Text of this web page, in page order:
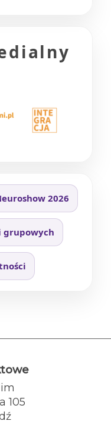
2026
grupowych
105